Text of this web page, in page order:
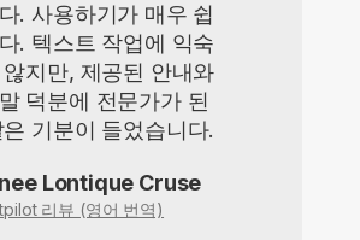
. 사용하기가 매우 쉽
. 텍스트 작업에 익숙
지만, 제공된 안내와
덕분에 전문가가 된
기분이 들었습니다.
Lontique Cruse
리뷰 (영어 번역)